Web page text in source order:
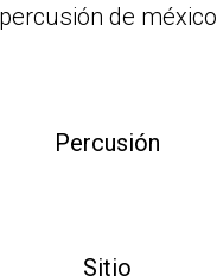
de méxico
Percusión
Sitio